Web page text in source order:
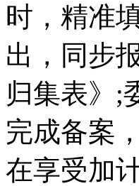
时，精准
出，同步
归集表》;
完成备案
在享受加